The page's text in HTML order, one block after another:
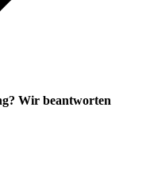
Wir beantworten